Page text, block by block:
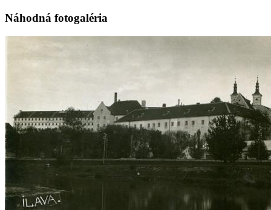
Náhodná fotogaléria